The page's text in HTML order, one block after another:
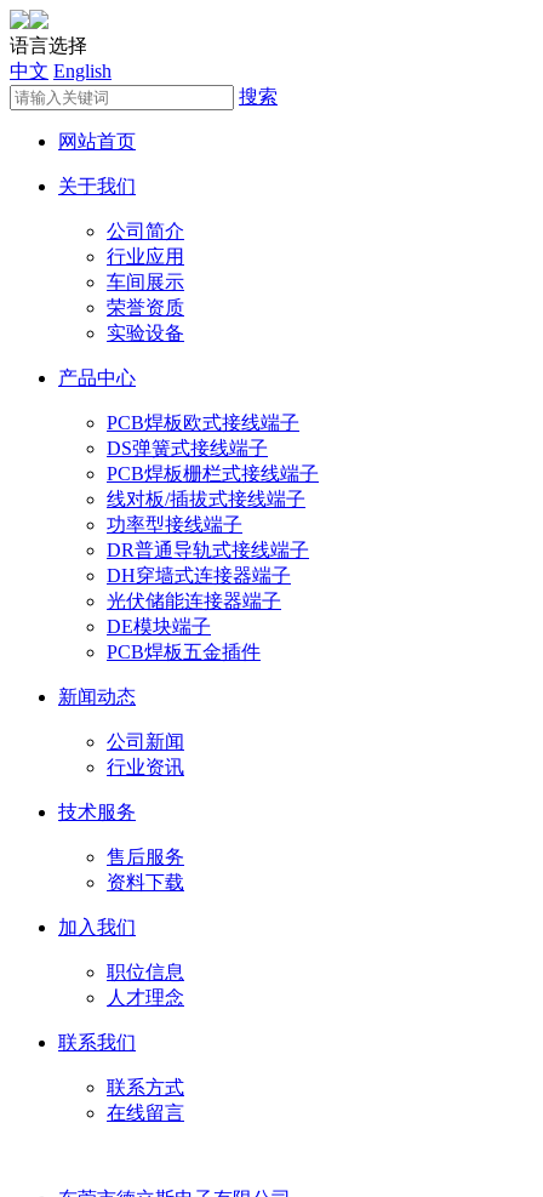
语言选择
中文 English
搜索
网站首页
关于我们
公司简介
行业应用
车间展示
荣誉资质
实验设备
产品中心
PCB焊板欧式接线端子
DS弹簧式接线端子
PCB焊板栅栏式接线端子
线对板/插拔式接线端子
功率型接线端子
DR普通导轨式接线端子
DH穿墙式连接器端子
光伏储能连接器端子
DE模块端子
PCB焊板五金插件
新闻动态
公司新闻
行业资讯
技术服务
售后服务
资料下载
加入我们
职位信息
人才理念
联系我们
联系方式
在线留言